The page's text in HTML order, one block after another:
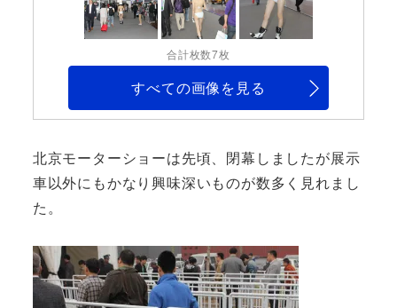
合計枚数7枚
すべての画像を見る
北京モーターショーは先頃、閉幕しましたが展示
車以外にもかなり興味深いものが数多く見れまし
た。